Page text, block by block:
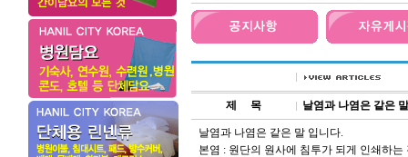
제 목 날염과 나염은 같은
날염과 나염은 같은 말 입니다.
본염 : 원단의 원사에 침투가 되게 인쇄하